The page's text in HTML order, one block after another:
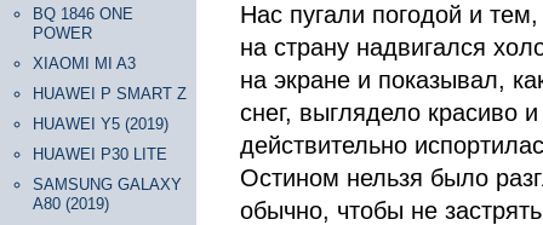
BQ 1846 ONE
POWER
XIAOMI MI A3
HUAWEI P SMART Z
HUAWEI Y5 (2019)
HUAWEI P30 LITE
SAMSUNG GALAXY
A80 (2019)
Нас пугали погодой и
на страну надвигался
на экране и показывал,
снег, выглядело красиво
действительно
Остином нельзя было
обычно, чтобы не